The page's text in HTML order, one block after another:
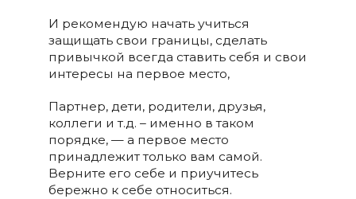
И рекомендую начать учиться
защищать свои границы, сделать
привычкой всегда ставить себя и свои
интересы на первое место,
Партнер, дети, родители, друзья,
коллеги и т.д. – именно в таком
порядке, — а первое место
принадлежит только вам самой.
Верните его себе и приучитесь
бережно к себе относиться.